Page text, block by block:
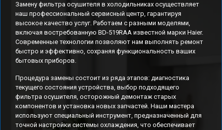
Замену фильтра осушителя в холодильниках осуществляет
наш профессиональный сервисный центр, гарантируя
высокое качество услуг. Работаем с разными моделями,
включая востребованную BD-519RAA известной марки Haier.
Современные технологии позволяют нам выполнять ремонт
быстро и эффективно, сохраняя функциональность ваших
бытовых приборов.
Процедура замены состоит из ряда этапов: диагностика
текущего состояния устройства, выбор подходящего
фильтра осушителя, осторожный демонтаж старых
компонентов и установка новых запчастей. Наши мастера
используют специальный инструмент, предназначенный для
точной настройки системы охлаждения, что обеспечивает